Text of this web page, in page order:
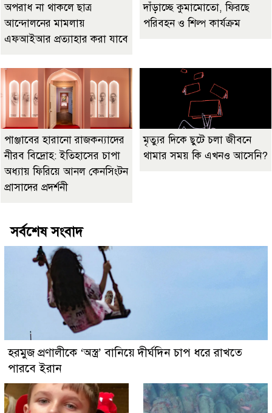
অপরাধ না থাকলে ছাত্র
আন্দোলনের মামলায়
এফআইআর প্রত্যাহার করা যাবে
দাঁড়াচ্ছে কুমামোতো, ফিরছে
পরিবহন ও শিল্প কার্যক্রম
পাঞ্জাবের হারানো রাজকন্যাদের
নীরব বিদ্রোহ: ইতিহাসের চাপা
অধ্যায় ফিরিয়ে আনল কেনসিংটন
প্রাসাদের প্রদর্শনী
মৃত্যুর দিকে ছুটে চলা জীবনে
থামার সময় কি এখনও আসেনি?
সর্বশেষ সংবাদ
হরমুজ প্রণালীকে ‘অস্ত্র’ বানিয়ে দীর্ঘদিন চাপ ধরে রাখতে
পারবে ইরান